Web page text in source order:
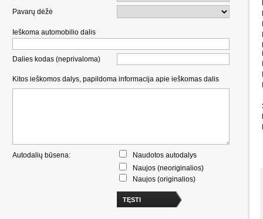
Pavarų dėžė
Ieškoma automobilio dalis
Dalies kodas (neprivaloma)
Kitos ieškomos dalys, papildoma informacija apie ieškomas dalis
Autodalių būsena:
Naudotos autodalys
Naujos (neoriginalios)
Naujos (originalios)
TĘSTI